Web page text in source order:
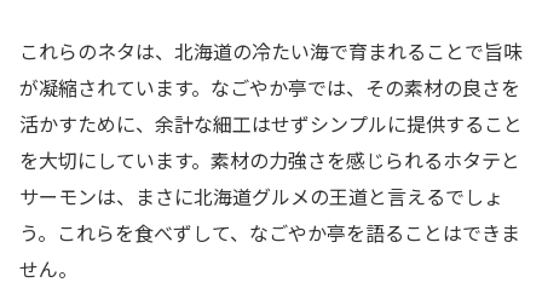
これらのネタは、北海道の冷たい海で育まれることで旨味
が凝縮されています。なごやか亭では、その素材の良さを
活かすために、余計な細工はせずシンプルに提供すること
を大切にしています。素材の力強さを感じられるホタテと
サーモンは、まさに北海道グルメの王道と言えるでしょ
う。これらを食べずして、なごやか亭を語ることはできま
せん。